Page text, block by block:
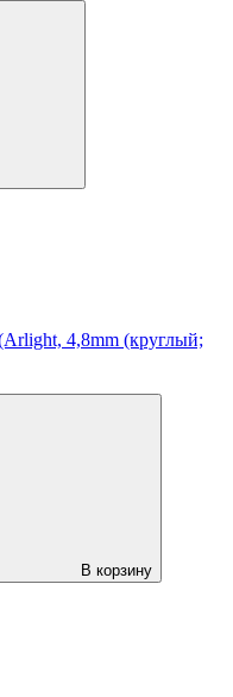
4,8mm (круглый;
В корзину